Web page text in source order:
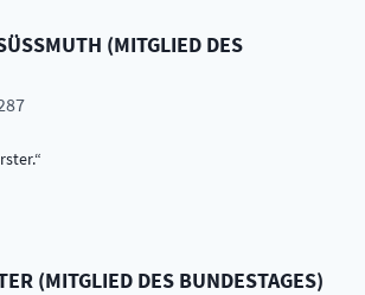
(MITGLIED DES
(MITGLIED DES BUNDESTAGES)